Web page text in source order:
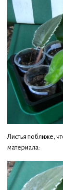
Листья поближе,
материала: